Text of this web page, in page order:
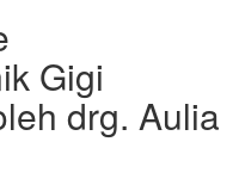
Gigi
drg. Aulia